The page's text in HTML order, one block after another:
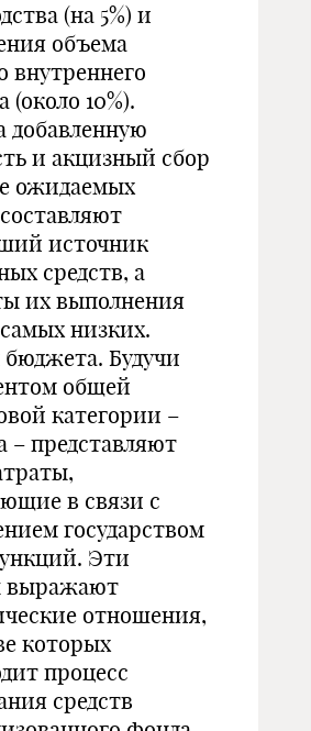
(на 5%) и
объема
внутреннего
(около 10%).
добавленную
и акцизный сбор
ожидаемых
источник
средств, а
их выполнения
низких.
бюджета. Будучи
общей
категории –
– представляют
в связи с
государством
Эти
выражают
отношения,
которых
процесс
средств